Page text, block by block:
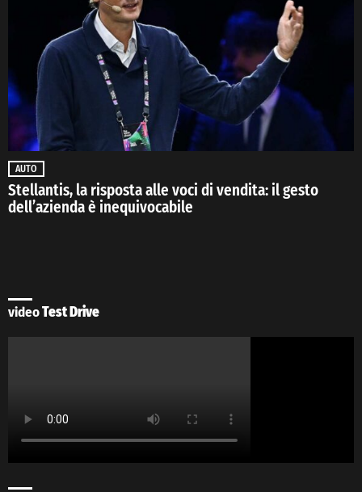
AUTO
Stellantis, la risposta alle voci di vendita: il gesto
dell’azienda è inequivocabile
videoTest Drive